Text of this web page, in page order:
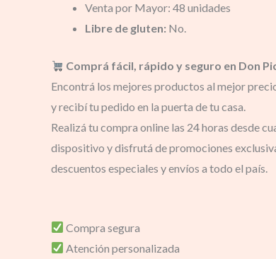
Venta por Mayor: 48 unidades
Libre de gluten: No.
Comprá fácil, rápido y seguro en Don
Encontrá los mejores productos al mejor
y recibí tu pedido en la puerta de tu casa.
Realizá tu compra online las 24 horas desde
dispositivo y disfrutá de promociones
descuentos especiales y envíos a todo el país.
Compra segura
Atención personalizada